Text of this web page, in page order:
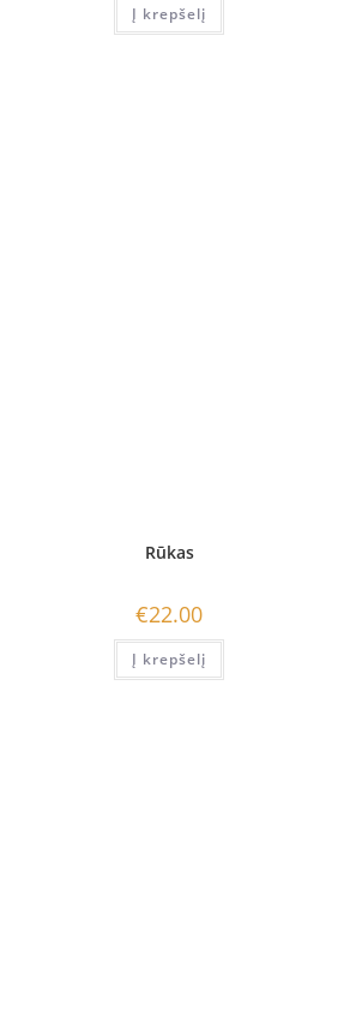
Į krepšelį
Rūkas
€22.00
Į krepšelį